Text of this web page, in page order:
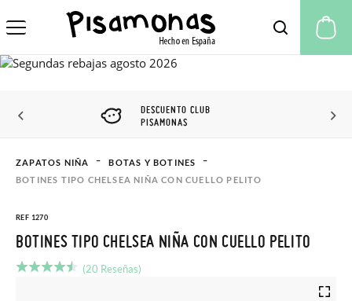
DESCUENTO CLUB
PISAMONAS
ZAPATOS NIÑA
BOTAS Y BOTINES
BOTINES TIPO CHELSEA NIÑA CON CUELLO PELITO
REF 1270
BOTINES TIPO CHELSEA NIÑA CON CUELLO PELITO
(20 Reseñas)